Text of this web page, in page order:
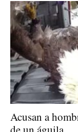
Acusan a